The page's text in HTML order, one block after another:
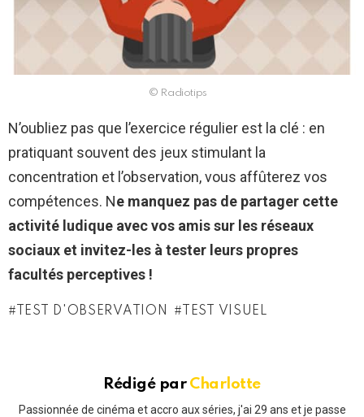
© Radiotips
N’oubliez pas que l’exercice régulier est la clé : en
pratiquant souvent des jeux stimulant la
concentration et l’observation, vous affûterez vos
compétences. Ne manquez pas de partager cette
activité ludique avec vos amis sur les réseaux
sociaux et invitez-les à tester leurs propres
facultés perceptives !
TEST D'OBSERVATION TEST VISUEL
Rédigé par Charlotte
Passionnée de cinéma et accro aux séries, j'ai 29 ans et je passe